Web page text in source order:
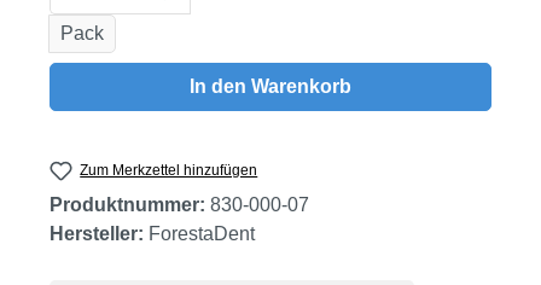
Pack
In den Warenkorb
Zum Merkzettel hinzufügen
Produktnummer: 830-000-07
Hersteller: ForestaDent